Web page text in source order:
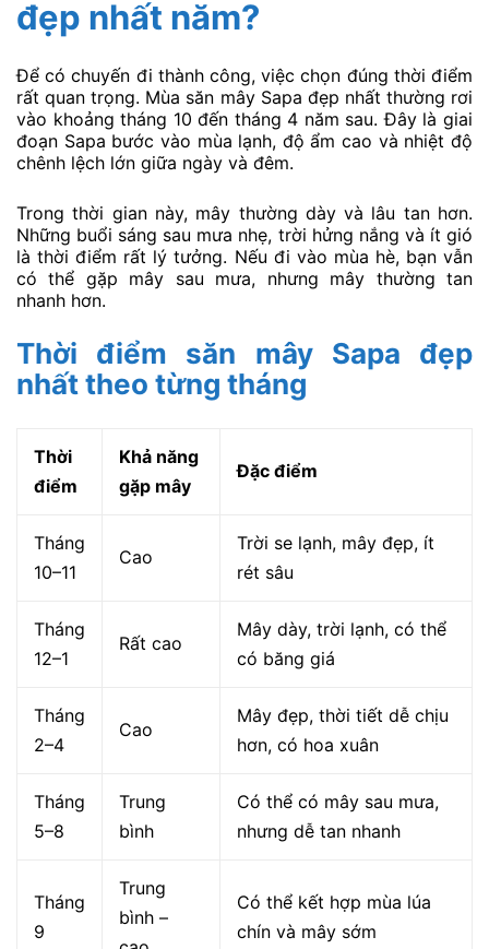
đẹp nhất năm?
Để có chuyến đi thành công, việc chọn đúng thời điểm
rất quan trọng. Mùa săn mây Sapa đẹp nhất thường rơi
vào khoảng tháng 10 đến tháng 4 năm sau. Đây là giai
đoạn Sapa bước vào mùa lạnh, độ ẩm cao và nhiệt độ
chênh lệch lớn giữa ngày và đêm.
Trong thời gian này, mây thường dày và lâu tan hơn.
Những buổi sáng sau mưa nhẹ, trời hửng nắng và ít gió
là thời điểm rất lý tưởng. Nếu đi vào mùa hè, bạn vẫn
có thể gặp mây sau mưa, nhưng mây thường tan
nhanh hơn.
Thời điểm săn mây Sapa đẹp
nhất theo từng tháng
Thời
điểm
Khả năng
gặp mây
Đặc điểm
Tháng
10–11
Cao
Trời se lạnh, mây đẹp, ít
rét sâu
Tháng
12–1
Rất cao
Mây dày, trời lạnh, có thể
có băng giá
Tháng
2–4
Cao
Mây đẹp, thời tiết dễ chịu
hơn, có hoa xuân
Tháng
5–8
Trung
bình
Có thể có mây sau mưa,
nhưng dễ tan nhanh
Tháng
9
Trung
bình –
Có thể kết hợp mùa lúa
chín và mây sớm